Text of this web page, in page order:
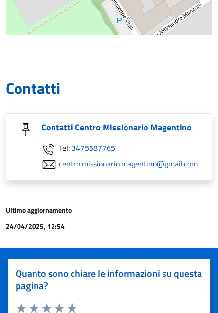
Contatti
Contatti Centro Missionario Magentino
Tel: 3475587765
centro.missionario.magentino@gmail.com
Ultimo aggiornamento
24/04/2025, 12:54
Quanto sono chiare le informazioni su questa
pagina?